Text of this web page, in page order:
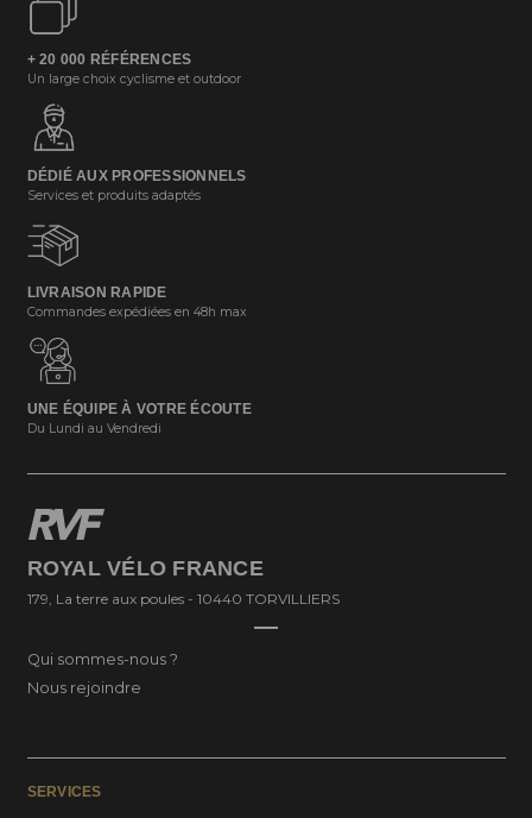
+ 20 000 RÉFÉRENCES
Un large choix cyclisme et outdoor
DÉDIÉ AUX PROFESSIONNELS
Services et produits adaptés
LIVRAISON RAPIDE
Commandes expédiées en 48h max
UNE ÉQUIPE À VOTRE ÉCOUTE
Du Lundi au Vendredi
ROYAL VÉLO FRANCE
179, La terre aux poules - 10440 TORVILLIERS
Qui sommes-nous ?
Nous rejoindre
SERVICES